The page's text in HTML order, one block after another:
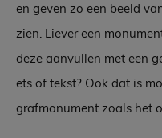
en geven zo een beeld
zien. Liever een
deze aanvullen met een
ets of tekst? Ook dat is
grafmonument zoals het